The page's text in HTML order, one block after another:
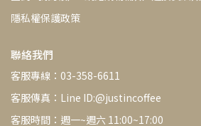
隱私權保護政策
聯絡我們
客服專線：03-358-6611
客服傳真：Line ID:@justincoffee
客服時間：週一~週六 11:00~17:00